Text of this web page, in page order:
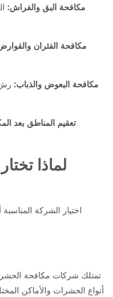
مكافحة البق والفراش:
مكافحة الفئران
مكافحة البعوض والذباب: رش
تعقيم المناطق بعد
لماذا
اختيار الشركة
تمتلك شركات مكافحة
أنواع الحشرات والأماكن